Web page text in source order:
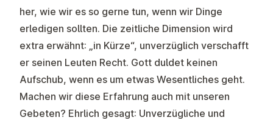
her, wie wir es so gerne tun, wenn wir Dinge
erledigen sollten. Die zeitliche Dimension wird
extra erwähnt: „in Kürze“, unverzüglich verschafft
er seinen Leuten Recht. Gott duldet keinen
Aufschub, wenn es um etwas Wesentliches geht.
Machen wir diese Erfahrung auch mit unseren
Gebeten? Ehrlich gesagt: Unverzügliche und